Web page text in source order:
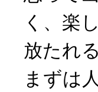
く、楽
放たれ
まずは